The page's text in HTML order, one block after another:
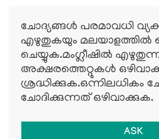
ചോദ്യങ്ങള്‍ പരമാവധി
എഴുതുകയും മലയാളത്തില്‍
ചെയ്യുക.മംഗ്ലീഷില്‍
അക്ഷരത്തെറ്റുകള്‍
ശ്രദ്ധിക്കുക.ഒന്നിലധികം
ചോദിക്കുന്നത് ഒഴിവാക്കുക.
ASK